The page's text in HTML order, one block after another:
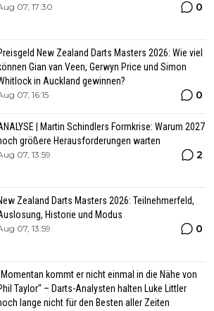
07, 17:30 0
New Zealand Darts Masters 2026: Wie viel
Gian van Veen, Gerwyn Price und Simon
in Auckland gewinnen?
07, 16:15 0
| Martin Schindlers Formkrise: Warum 2027
größere Herausforderungen warten
07, 13:59 2
Zealand Darts Masters 2026: Teilnehmerfeld,
Historie und Modus
07, 13:59 0
kommt er nicht einmal in die Nähe von
Taylor“ – Darts-Analysten halten Luke Littler
lange nicht für den Besten aller Zeiten